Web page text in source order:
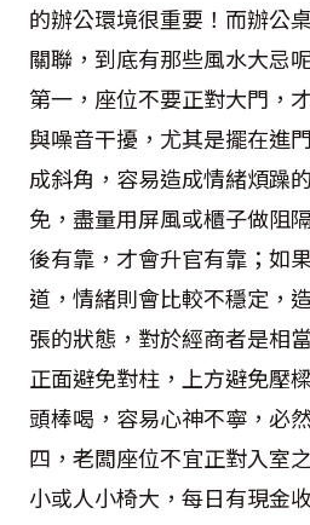
的辦公環境很重要！而辦公
關聯，到底有那些風水大忌
第一，座位不要正對大門，
與噪音干擾，尤其是擺在進
成斜角，容易造成情緒煩躁
免，盡量用屏風或櫃子做阻
後有靠，才會升官有靠；如
道，情緒則會比較不穩定，
張的狀態，對於經商者是相
正面避免對柱，上方避免壓
頭棒喝，容易心神不寧，必
四，老闆座位不宜正對入室
小或人小椅大，每日有現金